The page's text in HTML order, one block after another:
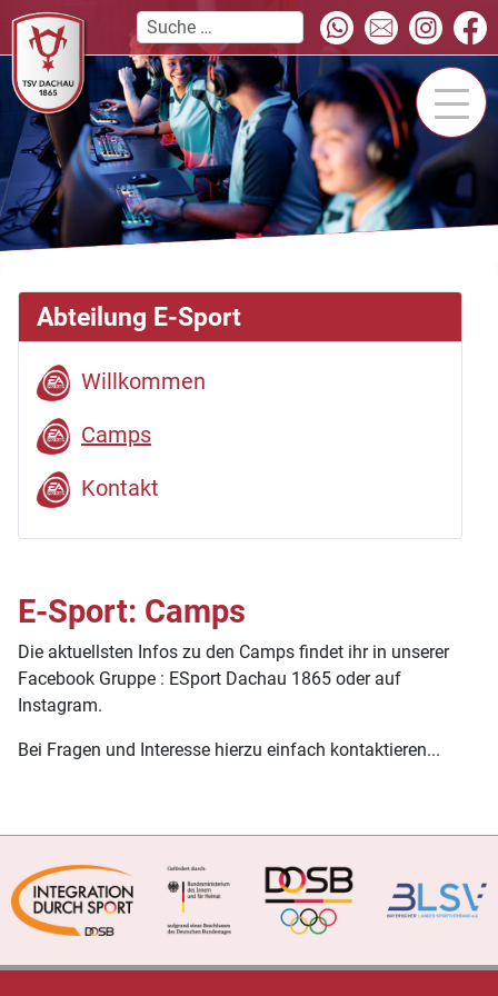
Abteilung E-Sport
Willkommen
Camps
Kontakt
E-Sport: Camps
Die aktuellsten Infos zu den Camps findet ihr in unserer
Facebook Gruppe : ESport Dachau 1865 oder auf
Instagram.
Bei Fragen und Interesse hierzu einfach kontaktieren...